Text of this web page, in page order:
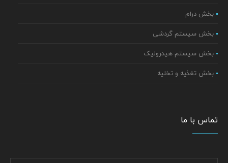
بخش درام
بخش سیستم گردشی
بخش سیستم هیدرولیک
بخش تغذیه و تخلیه
تماس با ما